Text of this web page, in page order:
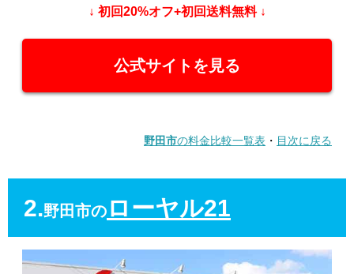
↓ 初回20%オフ+初回送料無料 ↓
公式サイトを見る
野田市の料金比較一覧表 ・ 目次に戻る
2.野田市の ローヤル21